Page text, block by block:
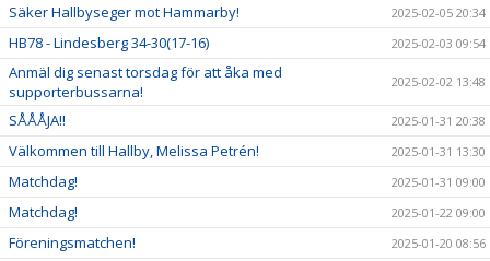
Säker Hallbyseger mot Hammarby! 2025-02-05 20:34
HB78 - Lindesberg 34-30(17-16) 2025-02-03 09:54
Anmäl dig senast torsdag för att åka med
supporterbussarna!
2025-02-02 13:48
SÅÅÅJA!! 2025-01-31 20:38
Välkommen till Hallby, Melissa Petrén! 2025-01-31 13:30
Matchdag! 2025-01-31 09:00
Matchdag! 2025-01-22 09:00
Föreningsmatchen! 2025-01-20 08:56